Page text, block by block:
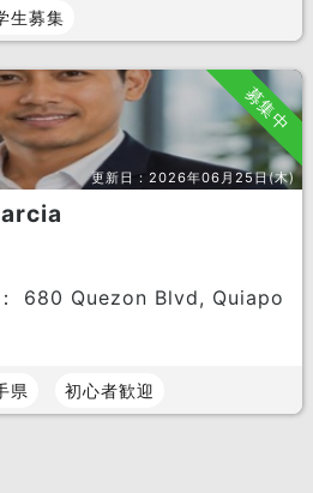
生募集
募集中
更新日：2026年06月25日(木)
680 Quezon Blvd, Quiapo,
県 初心者歓迎